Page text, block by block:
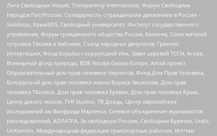
Лига Свободных Наций, Transparеncy International, Форум Свободных
Народов ПостРоссии, Солидарность с гражданским движением в России –
Solidarus, КрымSOS, Свободный университет, Институт государственного
управления, Форум гражданского общества Россия, Беллона, Союз жителей
островов Тисима и Хабомаи, Съезд народных депутатов, Гринпис
Интернешнл, Фонд борьбы с коррупцией Инк, Завет церквей TCCN, Агора,
Всемирный фонд природы, BDR Novaja Gazeta-Europe, Алтай проект,
Образовательный дом прав человека Чернигов, Фонд Дом Прав Человека,
Белорусский дом прав человека имени Бориса Звозскова, Дом прав
человека Тбилиси, Дом прав человека Ереван, Дом прав человека Крым,
Центр дикого лосося, TVR Studios, ТВ Дождь, Центр европейских
исследований им Вилфрида Мартенса, Сетевое объединение журналистов
расследователей, АЛЛАТРА, За свободную Россию, Свободная Бурятия, Uralic,
UnKremlin, Международная федерация транспортных рабочих, ИстЧам